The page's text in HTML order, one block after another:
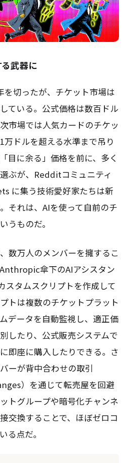
武器に
を切ったが、チケット市場は
ている。公式価格は数百ドル
市場では人気カードのチケッ
万ドルを超える水準まで吊り
目に余る」価格を前に、多く
ぶが、Redditコミュニティ
に集う技術愛好家たちは新
それは、AIを使って自前のチ
うものだ。
数万人のメンバーを擁するこ
傘下のAIアシスタン
スタムスクリプトを作成して
トは複数のチケットプラット
データを自動監視し、適正価
したり、公式販売システムで
即座に購入したりできる。さ
ーが背中合わせの取引
）を通じて転売屋を回避
トグループや暗号化チャンネ
交換することで、ほぼゼロコ
る点だ。